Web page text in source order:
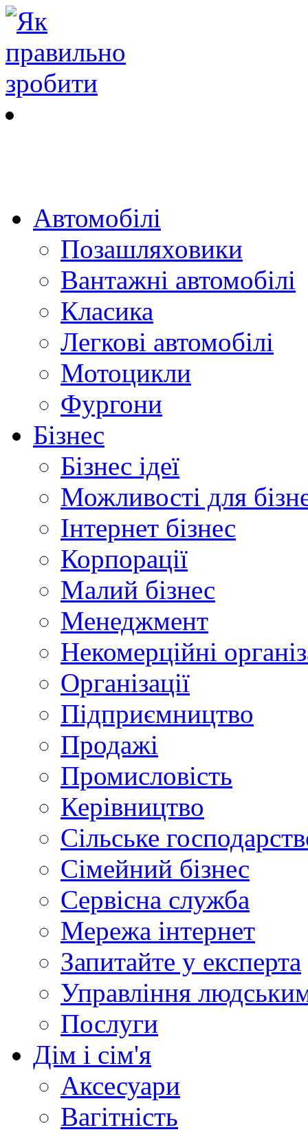
Автомобілі
Позашляховики
Вантажні автомобілі
Класика
Легкові автомобілі
Мотоцикли
Фургони
Бізнес
Бізнес ідеї
Можливості для
Інтернет бізнес
Корпорації
Малий бізнес
Менеджмент
Некомерційні
Організації
Підприємництво
Продажі
Промисловість
Керівництво
Сільське
Сімейний бізнес
Сервісна служба
Мережа інтернет
Запитайте у експерта
Управління
Послуги
Дім і сім'я
Аксесуари
Вагітність